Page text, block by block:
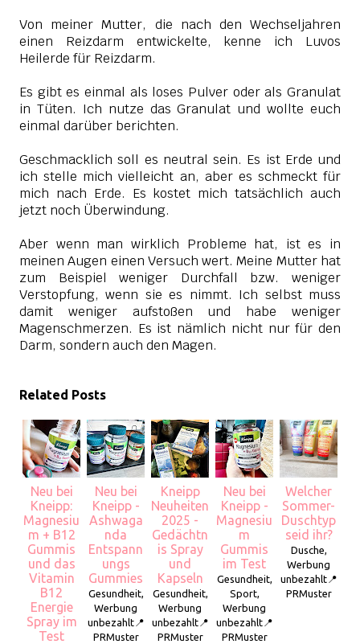
Von meiner Mutter, die nach den Wechseljahren
einen Reizdarm entwickelte, kenne ich Luvos
Heilerde für Reizdarm.
Es gibt es einmal als loses Pulver oder als Granulat
in Tüten. Ich nutze das Granulat und wollte euch
einmal darüber berichten.
Geschmacklich soll es neutral sein. Es ist Erde und
ich stelle mich vielleicht an, aber es schmeckt für
mich nach Erde. Es kostet mich tatsächlich auch
jetzt noch Überwindung.
Aber wenn man wirklich Probleme hat, ist es in
meinen Augen einen Versuch wert. Meine Mutter hat
zum Beispiel weniger Durchfall bzw. weniger
Verstopfung, wenn sie es nimmt. Ich selbst muss
damit weniger aufstoßen und habe weniger
Magenschmerzen. Es ist nämlich nicht nur für den
Darm, sondern auch den Magen.
Related Posts
Neu bei
Kneipp:
Magnesiu
m + B12
Gummis
und das
Vitamin
B12
Energie
Spray im
Test
Neu bei
Kneipp -
Ashwaga
nda
Entspann
ungs
Gummies
Gesundheit,
Werbung
unbezahlt📍
PRMuster
Kneipp
Neuheiten
2025 -
Gedächtn
is Spray
und
Kapseln
Gesundheit,
Werbung
unbezahlt📍
PRMuster
Neu bei
Kneipp -
Magnesiu
m
Gummis
im Test
Gesundheit,
Sport,
Werbung
unbezahlt📍
PRMuster
Welcher
Sommer-
Duschtyp
seid ihr?
Dusche,
Werbung
unbezahlt📍
PRMuster